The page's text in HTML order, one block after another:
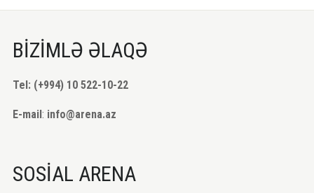
BİZİMLƏ ƏLAQƏ
Tel: (+994) 10 522-10-22
E-mail: info@arena.az
SOSİAL ARENA